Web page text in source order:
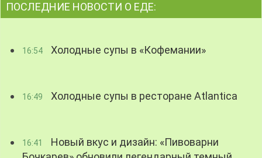
ПОСЛЕДНИЕ НОВОСТИ О ЕДЕ:
16:54 Холодные супы в «Кофемании»
16:49 Холодные супы в ресторане Atlantica
16:41
Новый вкус и дизайн: «Пивоварни